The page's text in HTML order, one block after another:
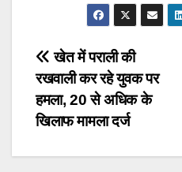
Post
navigation
खेत में पराली की
रखवाली कर रहे युवक पर
हमला, 20 से अधिक के
खिलाफ मामला दर्ज